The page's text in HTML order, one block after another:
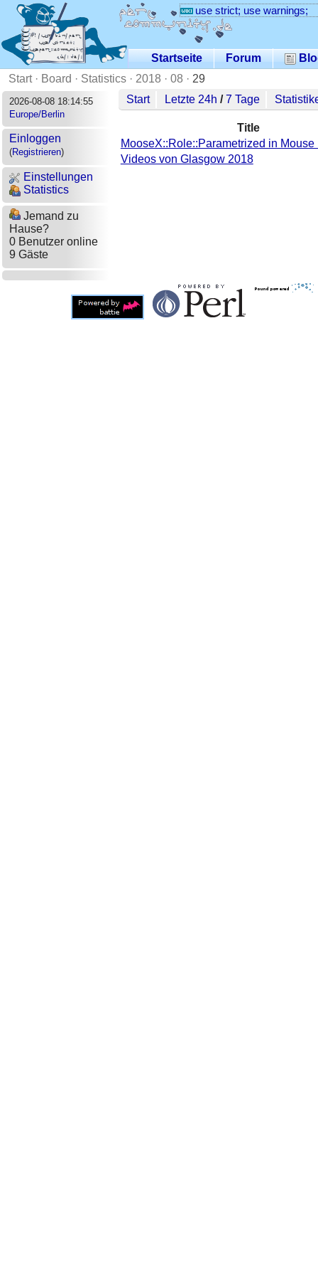
use strict; use warnings;
Startseite Forum
Start· Board · Statistics · 2018 · 08 · 29
2026-08-08 18:14:55
Europe/Berlin
Einloggen
(Registrieren)
Einstellungen
Statistics
Jemand zu
Hause?
0 Benutzer online
9 Gäste
Start Letzte 24h /7 Tage
Title
MooseX::Role::Parametrized in
Videos von Glasgow 2018